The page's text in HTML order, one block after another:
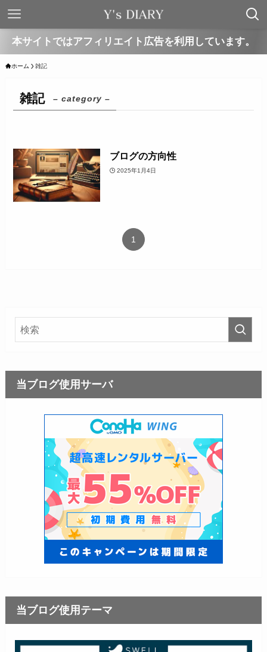
本サイトではアフィリエイト広告を利用しています。
ホーム 雑記
雑記 – category –
ブログの方向性
2025年1月4日
1
当ブログ使用サーバ
当ブログ使用テーマ